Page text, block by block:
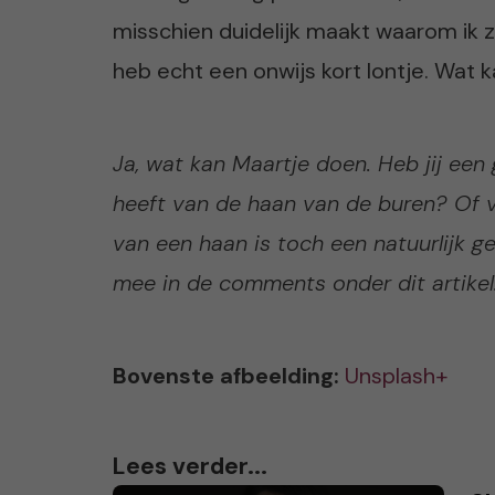
misschien duidelijk maakt waarom ik
heb echt een onwijs kort lontje. Wat
Ja, wat kan Maartje doen. Heb jij
heeft van de haan van de buren?
van een haan is toch een natuurlijk
mee in de comments onder dit
Bovenste afbeelding: Unsplash+
Lees verder...